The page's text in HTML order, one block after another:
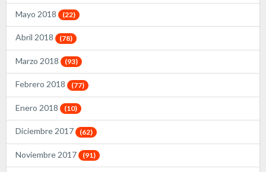
Mayo 2018 (22)
Abril 2018 (78)
Marzo 2018 (93)
Febrero 2018 (77)
Enero 2018 (10)
Diciembre 2017 (62)
Noviembre 2017 (91)